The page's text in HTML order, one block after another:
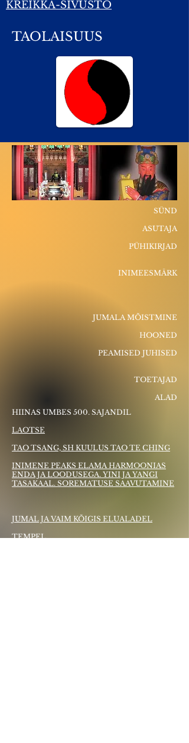
KREIKKA-SIVUSTO
TAOLAISUUS
SÜND
ASUTAJA
PÜHIKIRJAD
INIMEESMÄRK
JUMALA MÕISTMINE
HOONED
PEAMISED JUHISED
TOETAJAD
ALAD
HIINAS UMBES 500. SAJANDIL
LAOTSE
TAO TSANG, SH KUULUS TAO TE CHING
INIMENE PEAKS ELAMA HARMOONIAS
ENDA JA LOODUSEGA. YINI JA YANGI
TASAKAAL. SOREMATUSE SAAVUTAMINE
JUMAL JA VAIM KÕIGIS ELUALADEL
TEMPEL